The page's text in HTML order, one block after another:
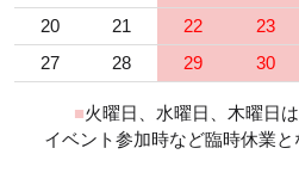
20
21 22 23
27
28 29 30
■火曜日、水曜日、木曜日
イベント参加時など臨時休業と